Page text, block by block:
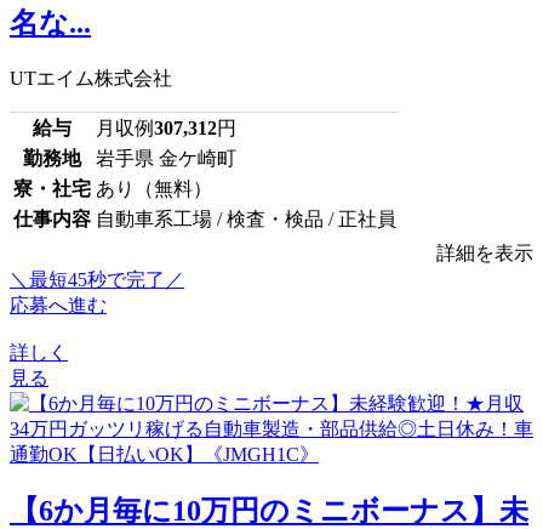
名な...
UTエイム株式会社
給与 月収例307,312円
勤務地
岩手県 金ケ崎町
寮・社宅 あり（無料）
仕事内容 自動車系工場 / 検査・検品 / 正社員
詳細を表示
＼最短45秒で完了／
応募へ進む
詳しく
見る
【6か月毎に10万円のミニボーナス】未